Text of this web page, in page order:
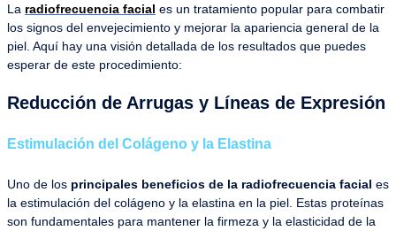
La radiofrecuencia facial es un tratamiento popular para combatir
los signos del envejecimiento y mejorar la apariencia general de la
piel. Aquí hay una visión detallada de los resultados que puedes
esperar de este procedimiento:
Reducción de Arrugas y Líneas de Expresión
Estimulación del Colágeno y la Elastina
Uno de los principales beneficios de la radiofrecuencia facial es
la estimulación del colágeno y la elastina en la piel. Estas proteínas
son fundamentales para mantener la firmeza y la elasticidad de la